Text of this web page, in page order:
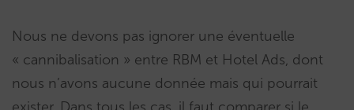
Nous ne devons pas ignorer une éventuelle
« cannibalisation » entre RBM et Hotel Ads, dont
nous n’avons aucune donnée mais qui pourrait